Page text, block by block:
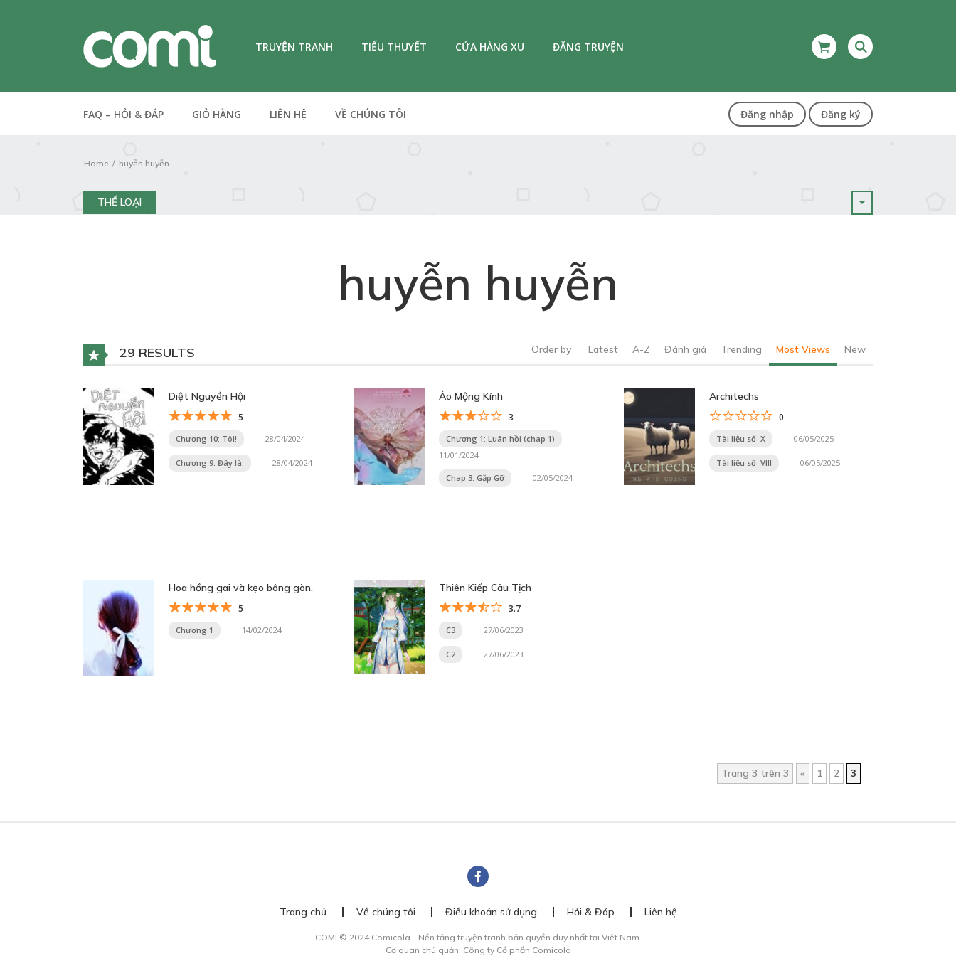
TRUYỆN TRANH TIỂU THUYẾT CỬA HÀNG XU ĐĂNG TRUYỆN
FAQ – HỎI & ĐÁP GIỎ HÀNG LIÊN HỆ VỀ CHÚNG TÔI Đăng nhập Đăng ký
Home huyễn huyễn
THỂ LOẠI
huyễn huyễn
29 RESULTS Order by Latest A-Z Đánh giá Trending Most Views New
Diệt Nguyền Hội
5
Chương 10: Tôi! 28/04/2024
Chương 9: Đây là. 28/04/2024
Ảo Mộng Kính
3
Chương 1: Luân hồi (chap 1)
11/01/2024
Chap 3: Gặp Gỡ 02/05/2024
Architechs
0
Tài liệu số X 06/05/2025
Tài liệu số VIII 06/05/2025
Hoa hồng gai và kẹo bông gòn.
5
Chương 1 14/02/2024
Thiên Kiếp Câu Tịch
3.7
C3 27/06/2023
C2 27/06/2023
Trang 3 trên 3 « 1 2 3
Trang chủ Về chúng tôi Điều khoản sử dụng Hỏi & Đáp Liên hệ
COMI © 2024 Comicola - Nền tảng truyện tranh bản quyền duy nhất tại Việt Nam.
Cơ quan chủ quản: Công ty Cổ phần Comicola